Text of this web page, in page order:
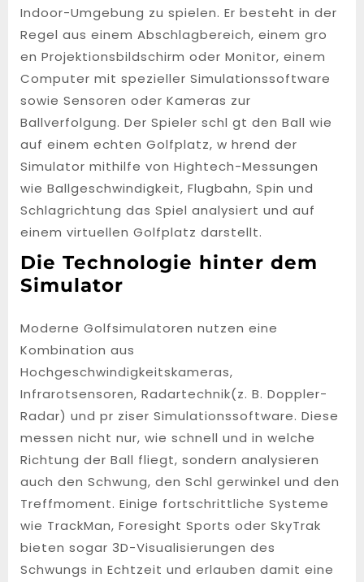
Indoor-Umgebung zu spielen. Er besteht in der
Regel aus einem Abschlagbereich, einem gro
en Projektionsbildschirm oder Monitor, einem
Computer mit spezieller Simulationssoftware
sowie Sensoren oder Kameras zur
Ballverfolgung. Der Spieler schl gt den Ball wie
auf einem echten Golfplatz, w hrend der
Simulator mithilfe von Hightech-Messungen
wie Ballgeschwindigkeit, Flugbahn, Spin und
Schlagrichtung das Spiel analysiert und auf
einem virtuellen Golfplatz darstellt.
Die Technologie hinter dem
Simulator
Moderne Golfsimulatoren nutzen eine
Kombination aus
Hochgeschwindigkeitskameras,
Infrarotsensoren, Radartechnik(z. B. Doppler-
Radar) und pr ziser Simulationssoftware. Diese
messen nicht nur, wie schnell und in welche
Richtung der Ball fliegt, sondern analysieren
auch den Schwung, den Schl gerwinkel und den
Treffmoment. Einige fortschrittliche Systeme
wie TrackMan, Foresight Sports oder SkyTrak
bieten sogar 3D-Visualisierungen des
Schwungs in Echtzeit und erlauben damit eine